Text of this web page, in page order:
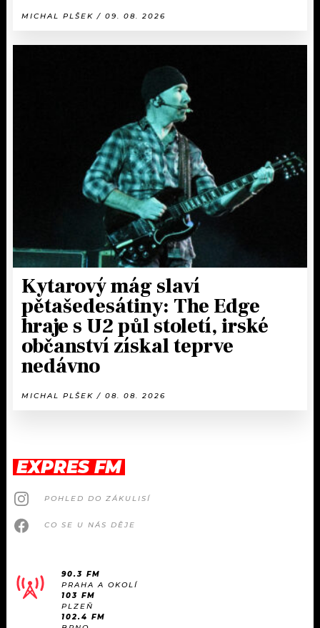
MICHAL PLŠEK / 09. 08. 2026
Kytarový mág slaví
pětašedesátiny: The Edge
hraje s U2 půl století, irské
občanství získal teprve
nedávno
MICHAL PLŠEK / 08. 08. 2026
EXPRES FM
POHLED DO ZÁKULISÍ
CO SE U NÁS DĚJE
90.3 FM
PRAHA A OKOLÍ
103 FM
PLZEŇ
102.4 FM